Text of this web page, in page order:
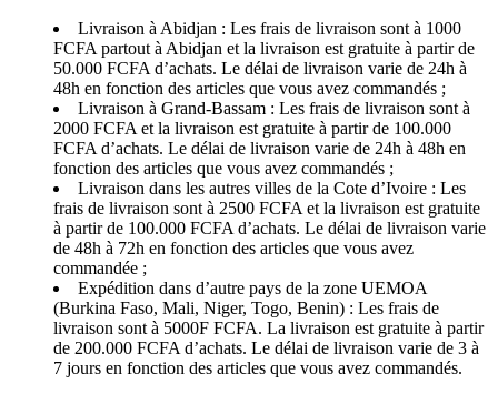
Livraison à Abidjan : Les frais de livraison sont à 1000
FCFA partout à Abidjan et la livraison est gratuite à partir de
50.000 FCFA d’achats. Le délai de livraison varie de 24h à
48h en fonction des articles que vous avez commandés ;
Livraison à Grand-Bassam : Les frais de livraison sont à
2000 FCFA et la livraison est gratuite à partir de 100.000
FCFA d’achats. Le délai de livraison varie de 24h à 48h en
fonction des articles que vous avez commandés ;
Livraison dans les autres villes de la Cote d’Ivoire : Les
frais de livraison sont à 2500 FCFA et la livraison est gratuite
à partir de 100.000 FCFA d’achats. Le délai de livraison varie
de 48h à 72h en fonction des articles que vous avez
commandée ;
Expédition dans d’autre pays de la zone UEMOA
(Burkina Faso, Mali, Niger, Togo, Benin) : Les frais de
livraison sont à 5000F FCFA. La livraison est gratuite à partir
de 200.000 FCFA d’achats. Le délai de livraison varie de 3 à
7 jours en fonction des articles que vous avez commandés.